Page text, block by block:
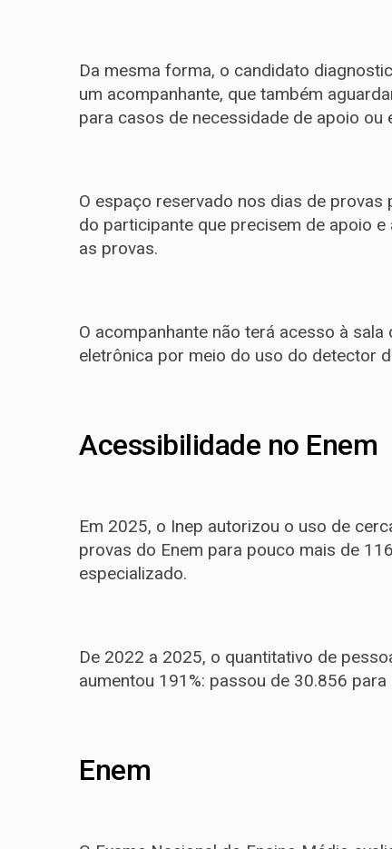
Da mesma forma, o candidato
um acompanhante, que também
para casos de necessidade de apoio ou
O espaço reservado nos dias de
do participante que precisem de apoio
as provas.
O acompanhante não terá acesso à
eletrônica por meio do uso do detector
Acessibilidade no Enem
Em 2025, o Inep autorizou o uso de
provas do Enem para pouco mais de
especializado.
De 2022 a 2025, o quantitativo de
aumentou 191%: passou de 30.856 para
Enem